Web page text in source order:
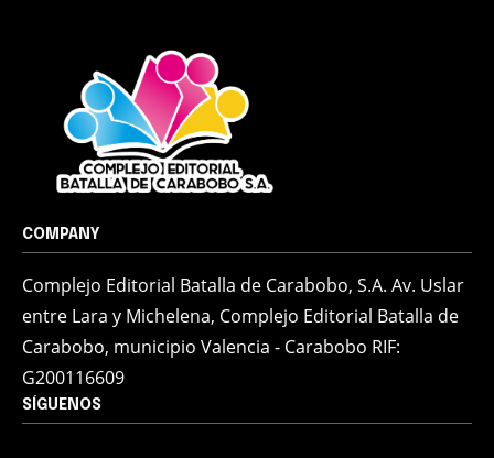
COMPANY
Complejo Editorial Batalla de Carabobo, S.A. Av. Uslar
entre Lara y Michelena, Complejo Editorial Batalla de
Carabobo, municipio Valencia - Carabobo RIF:
G200116609
SÍGUENOS